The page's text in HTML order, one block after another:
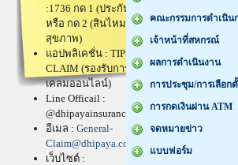
:1736 กด 1 (ประกันรถยนต์)
หรือ กด 2 (สินไหมทั่วไป/
สุขภาพ)
แอปพลิเคชั่น : TIP FLASH
CLAIM (รองรับการทำ
เคลมออนไลน์)
Line Officail :
@dhipayainsurance
อีเมล : General-
Claim@dhipaya.co.th
เว็บไซต์ :